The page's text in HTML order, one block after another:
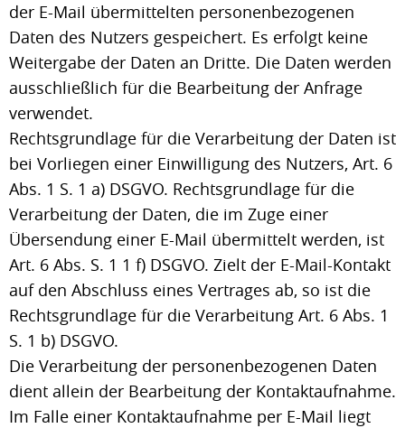
der E-Mail übermittelten personenbezogenen
Daten des Nutzers gespeichert. Es erfolgt keine
Weitergabe der Daten an Dritte. Die Daten werden
ausschließlich für die Bearbeitung der Anfrage
verwendet.
Rechtsgrundlage für die Verarbeitung der Daten ist
bei Vorliegen einer Einwilligung des Nutzers, Art. 6
Abs. 1 S. 1 a) DSGVO. Rechtsgrundlage für die
Verarbeitung der Daten, die im Zuge einer
Übersendung einer E-Mail übermittelt werden, ist
Art. 6 Abs. S. 1 1 f) DSGVO. Zielt der E-Mail-Kontakt
auf den Abschluss eines Vertrages ab, so ist die
Rechtsgrundlage für die Verarbeitung Art. 6 Abs. 1
S. 1 b) DSGVO.
Die Verarbeitung der personenbezogenen Daten
dient allein der Bearbeitung der Kontaktaufnahme.
Im Falle einer Kontaktaufnahme per E-Mail liegt